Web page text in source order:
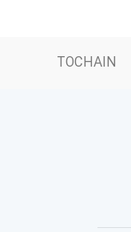
TOCHAIN